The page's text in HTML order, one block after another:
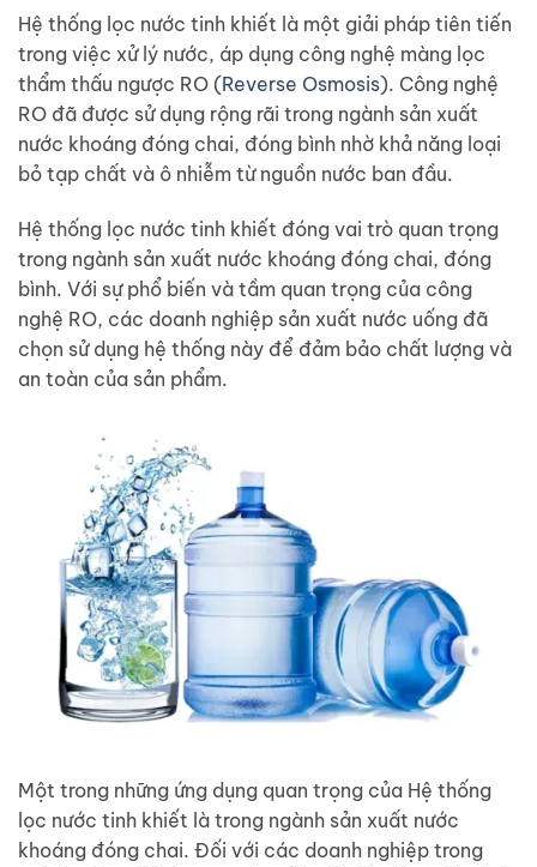
Hệ thống lọc nước tinh khiết là một giải pháp tiên tiến
trong việc xử lý nước, áp dụng công nghệ màng lọc
thẩm thấu ngược RO (Reverse Osmosis). Công nghệ
RO đã được sử dụng rộng rãi trong ngành sản xuất
nước khoáng đóng chai, đóng bình nhờ khả năng loại
bỏ tạp chất và ô nhiễm từ nguồn nước ban đầu.
Hệ thống lọc nước tinh khiết đóng vai trò quan trọng
trong ngành sản xuất nước khoáng đóng chai, đóng
bình. Với sự phổ biến và tầm quan trọng của công
nghệ RO, các doanh nghiệp sản xuất nước uống đã
chọn sử dụng hệ thống này để đảm bảo chất lượng và
an toàn của sản phẩm.
Một trong những ứng dụng quan trọng của Hệ thống
lọc nước tinh khiết là trong ngành sản xuất nước
khoáng đóng chai. Đối với các doanh nghiệp trong